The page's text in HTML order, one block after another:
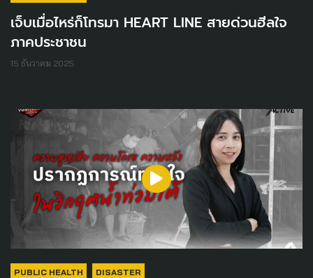
เจ็บเมื่อไหร่ก็โทรมา HEART LINE สายด่วนฮีลใจ
ภาคประชาชน
15 ธันวาคม 2025
PUBLIC HEALTH DISASTER